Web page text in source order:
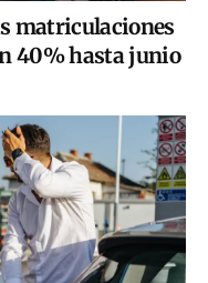
matriculaciones
40% hasta junio